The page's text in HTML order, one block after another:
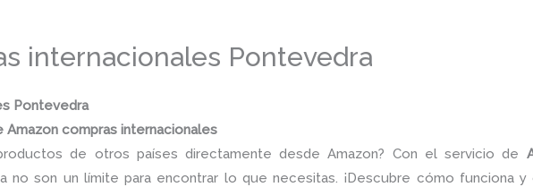
internacionales Pontevedra
Pontevedra
compras internacionales
de otros países directamente desde Amazon? Con el servicio de
no son un límite para encontrar lo que necesitas. ¡Descubre cómo funciona